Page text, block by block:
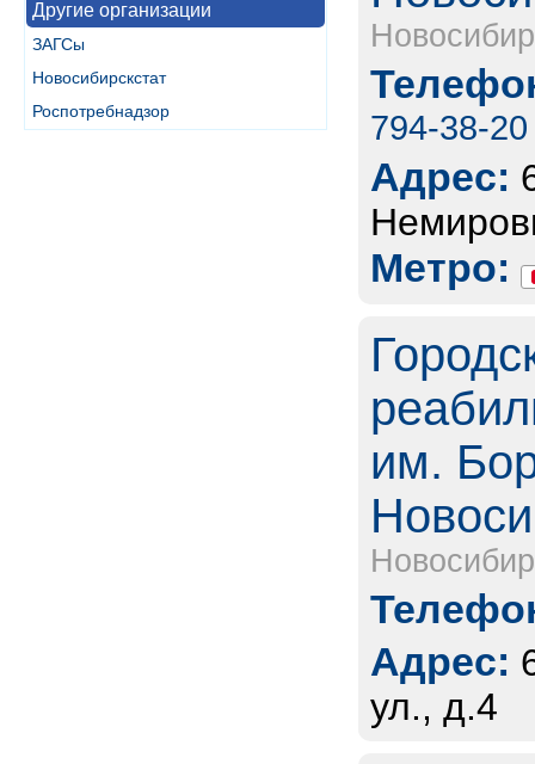
Другие организации
ЗАГСы
Новосибирскстат
Роспотребнадзор
794-38-20
Адрес:
Метро:
им.
Адрес:
ул., д.4